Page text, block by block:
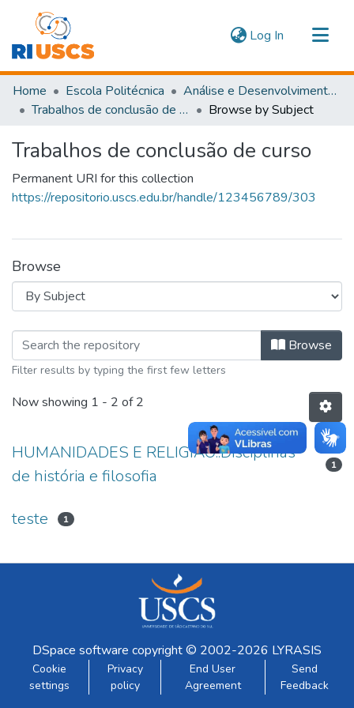
Log In (current)
Communities & Collections
Navigate
Home Escola Politécnica
Análise e Desenvolvimento de Sistemas
Trabalhos de conclusão de curso
Browse by Subject
Trabalhos de conclusão de curso
Permanent URI for this collection
https://repositorio.uscs.edu.br/handle/123456789/303
Browse
Browsing Trabalhos de conclusão
Browse
Filter results by typing the first few letters
Now showing 1 - 2 of 2
HUMANIDADES E RELIGIÃO::Disciplinas
de história e filosofia
1
teste 1
DSpace software copyright © 2002-2026 LYRASIS
Cookie
settings
Privacy
policy
End User
Agreement
Send
Feedback